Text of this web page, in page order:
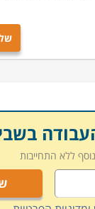
ללא התחייבות